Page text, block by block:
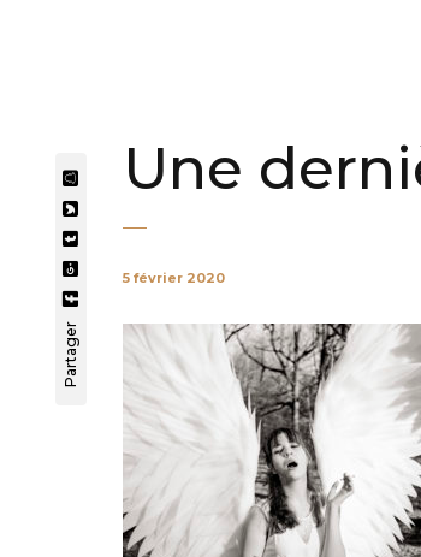
Une
Partager
5 février 2020